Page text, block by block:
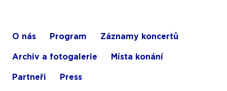
O nás Program Záznamy koncertů
Archiv a fotogalerie Místa konání
Partneři Press